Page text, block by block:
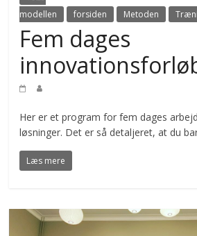
modellen
forsiden Metoden
Fem dages
Her er et program for fem dages
løsninger. Det er så detaljeret, at du
Læs mere